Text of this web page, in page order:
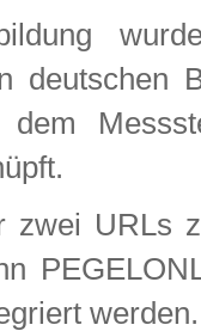
deutschen
zwei URLs
werden.